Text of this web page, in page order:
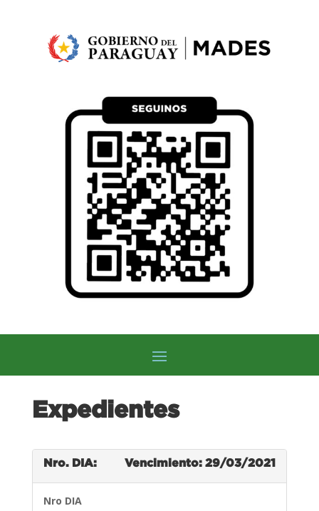
Expedientes
Nro. DIA: Vencimiento: 29/03/2021
Nro DIA